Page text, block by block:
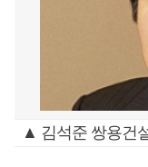
▲ 김석준 쌍용건